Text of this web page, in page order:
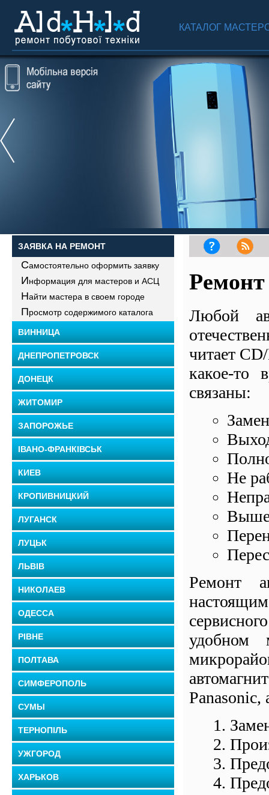
КАТАЛОГ
ЗАЯВКА НА РЕМОНТ
Самостоятельно оформить заявку
Информация для мастеров и АСЦ
Найти мастера в своем городе
Просмотр содержимого каталога
ВИННИЦА
ДНЕПРОПЕТРОВСК
ДОНЕЦК
ЖИТОМИР
ЗАПОРОЖЬЕ
ІВАНО-ФРАНКІВСЬК
КИЕВ
КРОПИВНИЦКИЙ
ЛУГАНСК
ЛУЦЬК
ЛЬВІВ
НИКОЛАЕВ
ОДЕССА
РІВНЕ
ПОЛТАВА
СИМФЕРОПОЛЬ
СУМЫ
ТЕРНОПІЛЬ
УЖГОРОД
ХАРЬКОВ
Ремонт
Любой
читает
какое-то
связаны:
Не
Ремонт
удобном
Panasonic,